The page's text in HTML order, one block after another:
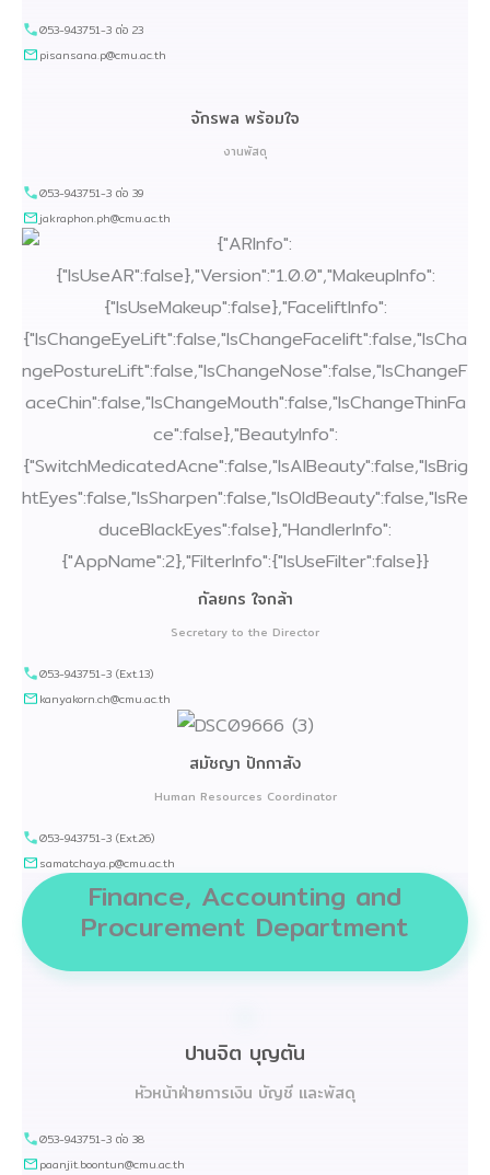
053-943751-3 ต่อ 23
pisansana.p@cmu.ac.th
จักรพล พร้อมใจ
งานพัสดุ
053-943751-3 ต่อ 39
jakraphon.ph@cmu.ac.th
กัลยกร ใจกล้า
Secretary to the Director
053-943751-3 (Ext.13)
kanyakorn.ch@cmu.ac.th
สมัชญา ปักกาสัง
Human Resources Coordinator
053-943751-3 (Ext.26)
samatchaya.p@cmu.ac.th
Finance, Accounting and
Procurement Department
ปานจิต บุญตัน
หัวหน้าฝ่ายการเงิน บัญชี และพัสดุ
053-943751-3 ต่อ 38
paanjit.boontun@cmu.ac.th